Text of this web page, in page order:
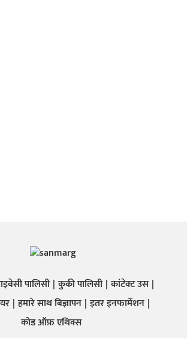
पालिसी कुकी पालिसी कांटेक्ट उस
हमारे साथ बिज्ञापन इतर इनफार्मेशन
कोड ऑफ़ एथिक्स